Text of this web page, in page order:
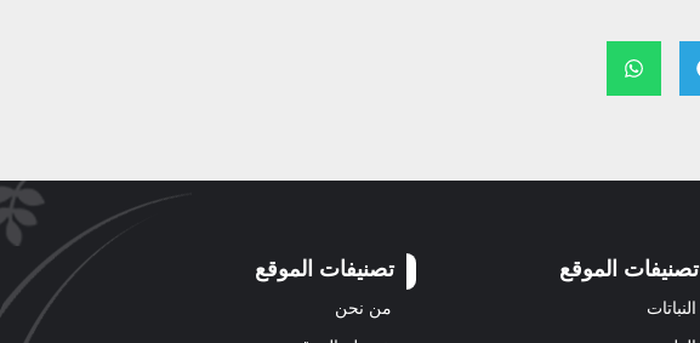
تصنيفات الموقع
النباتات
تصنيفات الموقع
من نحن